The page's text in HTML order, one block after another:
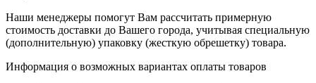
Наши менеджеры помогут Вам рассчитать примерную
стоимость доставки до Вашего города, учитывая специальную
(дополнительную) упаковку (жесткую обрешетку) товара.
Информация о возможных вариантах оплаты товаров